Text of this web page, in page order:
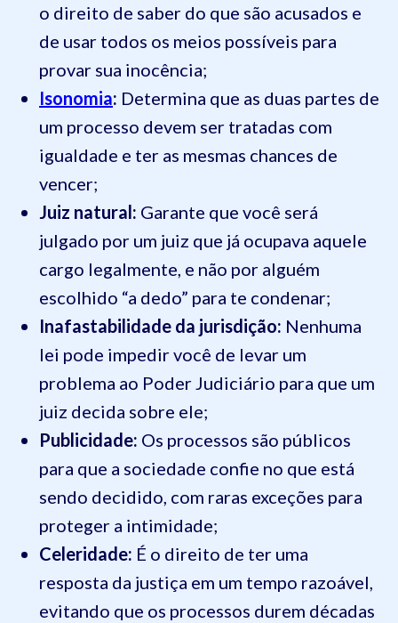
o direito de saber do que são acusados e
de usar todos os meios possíveis para
provar sua inocência;
Isonomia: Determina que as duas partes de
um processo devem ser tratadas com
igualdade e ter as mesmas chances de
vencer;
Juiz natural: Garante que você será
julgado por um juiz que já ocupava aquele
cargo legalmente, e não por alguém
escolhido “a dedo” para te condenar;
Inafastabilidade da jurisdição: Nenhuma
lei pode impedir você de levar um
problema ao Poder Judiciário para que um
juiz decida sobre ele;
Publicidade: Os processos são públicos
para que a sociedade confie no que está
sendo decidido, com raras exceções para
proteger a intimidade;
Celeridade: É o direito de ter uma
resposta da justiça em um tempo razoável,
evitando que os processos durem décadas